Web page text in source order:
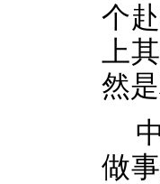
个
上
然
做